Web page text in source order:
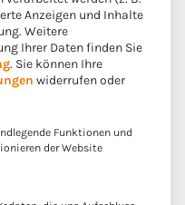
Antworten
über ein Thema
die zur Erklärung
können, werden
wir festgestellt, dass
Antwort ergab. Die
beieinander,
Anzeigen und Inhalte
Weitere
Ihrer Daten finden Sie
. Sie können Ihre
widerrufen oder
Gruppen, für die eine
Funktionen und
der Website